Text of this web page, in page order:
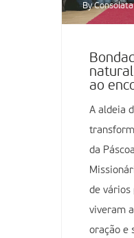
By Consolata
ao
A aldeia
da
de vários
viveram
oração e